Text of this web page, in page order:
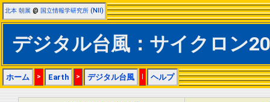
北本 朝展 @ 国立情報学研究所 (NII)
デジタル台風：サイクロン
ホーム > Earth > デジタル台風 | ヘルプ